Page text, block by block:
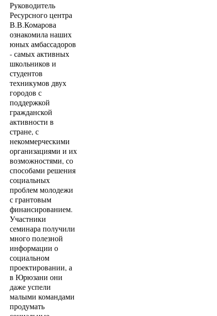
Руководитель
Ресурсного центра
В.В.Комарова
ознакомила наших
юных амбассадоров
- самых активных
школьников и
студентов
техникумов двух
городов с
поддержкой
гражданской
активности в
стране, с
некоммерческими
организациями и их
возможностями, со
способами решения
социальных
проблем молодежи
с грантовым
финансированием.
Участники
семинара получили
много полезной
информации о
социальном
проектировании, а
в Юрюзани они
даже успели
малыми командами
продумать